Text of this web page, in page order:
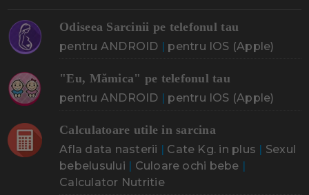
Odiseea Sarcinii pe telefonul tau
pentru ANDROID | pentru IOS (Apple)
"Eu, Mămica" pe telefonul tau
pentru ANDROID | pentru IOS (Apple)
Calculatoare utile in sarcina
Afla data nasterii | Cate Kg. in plus | Sexul
bebelusului | Culoare ochi bebe |
Calculator Nutritie